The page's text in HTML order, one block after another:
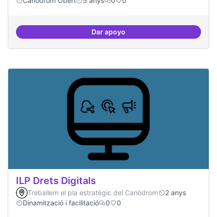
Dar apoyoIdees per la millora democràtica
ILP Drets Digitals
Treballem el pla estratègic del Canòdrom
2 anys
Dinamització i facilitació
0 0